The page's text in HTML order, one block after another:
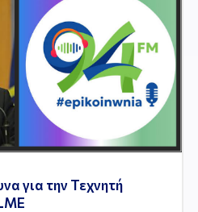
για την Τεχνητή